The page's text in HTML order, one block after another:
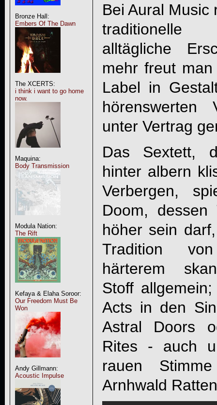
Bronze Hall:
Embers Of The Dawn
The XCERTS:
i think i want to go home
now.
Maquina:
Body Transmission
Modula Nation:
The Rift
Kefaya & Elaha Soroor:
Our Freedom Must Be
Won
Andy Gillmann:
Acoustic Impulse
Bei Aural Music
traditionelle
alltägliche
mehr freut
Label in
hörenswerten
unter Vertrag
Das Sextett,
hinter albern
Verbergen,
Doom,
höher sein
Tradition
härterem
Stoff
Acts in den
Astral Doors
Rites - auch
rauen
Arnhwald